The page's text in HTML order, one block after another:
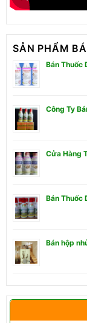
SẢN PHẨM
Bán Thuốc
Công Ty
Cửa Hàng
Bán Thuốc
Bán hộp